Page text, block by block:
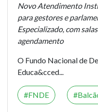
Novo Atendimento
para gestores e
Especializado, com
agendamento
O Fundo Nacional de
Educa&cced...
FNDE